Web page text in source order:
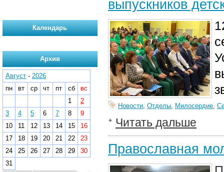
выпускников
Новости, Отделы, Милосердие,
Читать дальше
Православная
Календарь
Архив
Август - 2026
пн
вт ср чт пт сб
вс
1
2
3
4 5 6 7 8
9
10
11 12 13 14 15
16
17
18 19 20 21 22
23
24
25 26 27 28 29
30
31